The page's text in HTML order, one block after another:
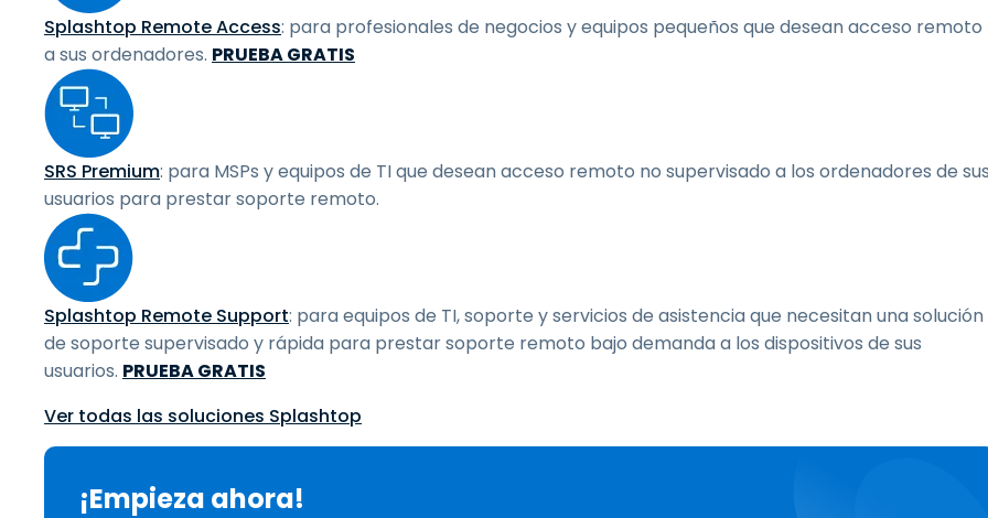
Splashtop Remote Access: para profesionales de negocios y equipos pequeños que desean acceso remoto
a sus ordenadores. PRUEBA GRATIS
SRS Premium: para MSPs y equipos de TI que desean acceso remoto no supervisado a los ordenadores de
usuarios para prestar soporte remoto.
Splashtop Remote Support: para equipos de TI, soporte y servicios de asistencia que necesitan una solución
de soporte supervisado y rápida para prestar soporte remoto bajo demanda a los dispositivos de sus
usuarios. PRUEBA GRATIS
Ver todas las soluciones Splashtop
¡Empieza ahora!